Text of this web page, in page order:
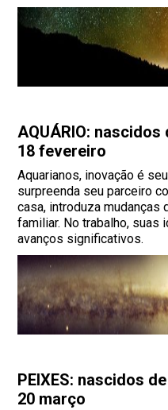
AQUÁRIO: nascidos
18 fevereiro
Aquarianos, inovação é
surpreenda seu parceiro
casa, introduza mudanças
familiar. No trabalho, suas
avanços significativos.
PEIXES: nascidos
20 março